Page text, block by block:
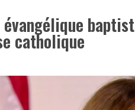
évangélique
catholique